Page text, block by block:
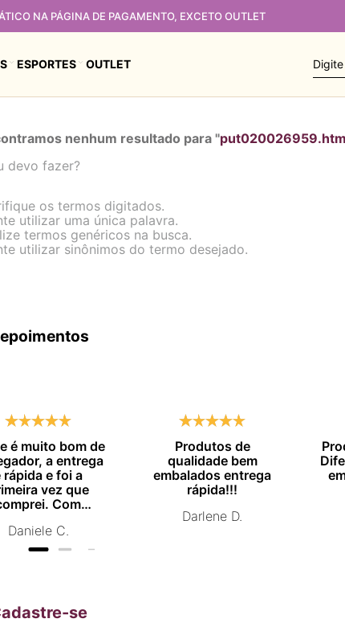
NA PÁGINA DE PAGAMENTO, EXCETO OUTLET
ESPORTES OUTLET
nenhum resultado para "
devo fazer?
os termos digitados.
utilizar uma única palavra.
termos genéricos na busca.
utilizar sinônimos do termo desejado.
é muito bom de
a entrega
rápida e foi a
vez que
Com
novamente.
Daniele C.
Produtos de
qualidade bem
embalados entrega
rápida!!!
Darlene D.
se